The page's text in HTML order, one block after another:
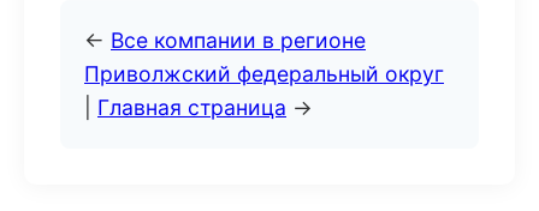
← Все компании в регионе
Приволжский федеральный округ
Главная страница →